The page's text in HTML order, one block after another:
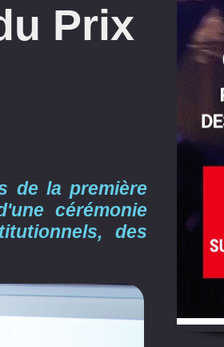
Prix
de la première
cérémonie
des